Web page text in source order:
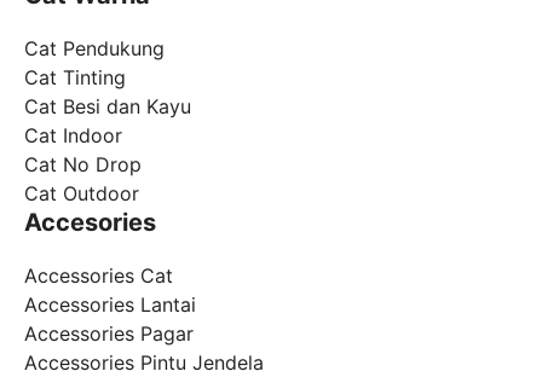
Cat Pendukung
Cat Tinting
Cat Besi dan Kayu
Cat Indoor
Cat No Drop
Cat Outdoor
Accesories
Accessories Cat
Accessories Lantai
Accessories Pagar
Accessories Pintu Jendela